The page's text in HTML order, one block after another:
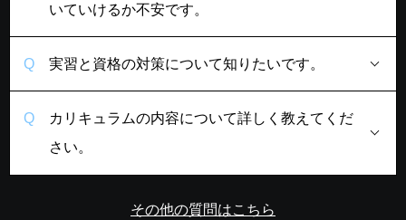
いていけるか不安です。
実習と資格の対策について知りたいです。
カリキュラムの内容について詳しく教えてくだ
さい。
その他の質問はこちら